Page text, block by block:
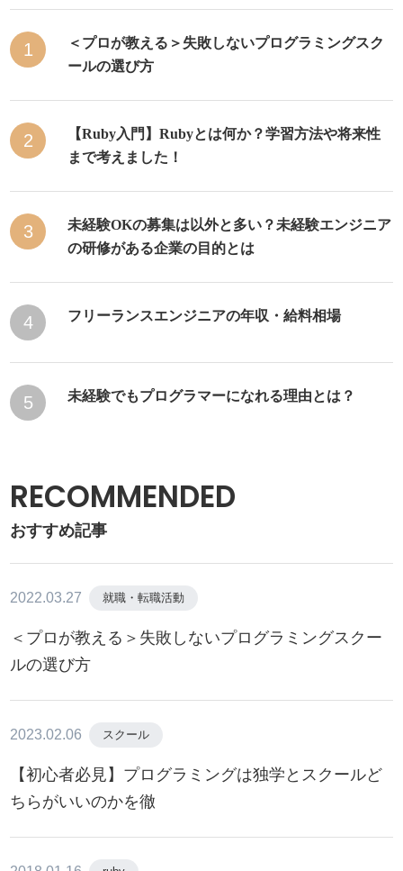
1
＜プロが教える＞失敗しないプログラミングスク
ールの選び方
2
【Ruby入門】Rubyとは何か？学習方法や将来性
まで考えました！
3
未経験OKの募集は以外と多い？未経験エンジニア
の研修がある企業の目的とは
4 フリーランスエンジニアの年収・給料相場
5 未経験でもプログラマーになれる理由とは？
RECOMMENDED
おすすめ記事
2022.03.27 就職・転職活動
＜プロが教える＞失敗しないプログラミングスクー
ルの選び方
2023.02.06 スクール
【初心者必見】プログラミングは独学とスクールど
ちらがいいのかを徹